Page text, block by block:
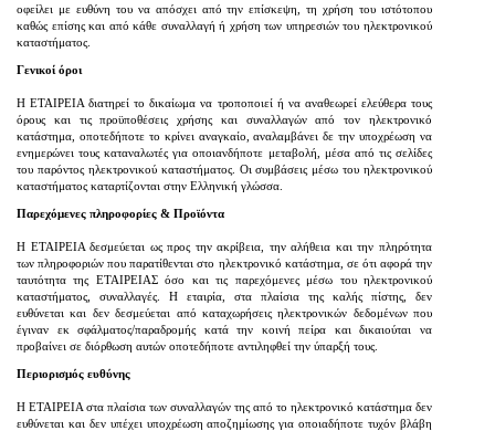
οφείλει με ευθύνη του να απόσχει από την επίσκεψη, τη χρήση του ιστότοπου
καθώς επίσης και από κάθε συναλλαγή ή χρήση των υπηρεσιών του ηλεκτρονικού
καταστήματος.
Γενικοί όροι
Η ΕΤΑΙΡΕΙΑ διατηρεί το δικαίωμα να τροποποιεί ή να αναθεωρεί ελεύθερα τoυς
όρους και τις προϋποθέσεις χρήσης και συναλλαγών από τον ηλεκτρονικό
κατάστημα, οποτεδήποτε το κρίνει αναγκαίο, αναλαμβάνει δε την υποχρέωση να
ενημερώνει τους καταναλωτές για οποιανδήποτε μεταβολή, μέσα από τις σελίδες
του παρόντος ηλεκτρονικού καταστήματος. Οι συμβάσεις μέσω του ηλεκτρονικού
καταστήματος καταρτίζονται στην Ελληνική γλώσσα.
Παρεχόμενες πληροφορίες & Προϊόντα
H ΕΤΑΙΡΕΙΑ δεσμεύεται ως προς την ακρίβεια, την αλήθεια και την πληρότητα
των πληροφοριών που παρατίθενται στο ηλεκτρονικό κατάστημα, σε ότι αφορά την
ταυτότητα της ΕΤΑΙΡΕΙΑΣ όσο και τις παρεχόμενες μέσω του ηλεκτρονικού
καταστήματος, συναλλαγές. Η εταιρία, στα πλαίσια της καλής πίστης, δεν
ευθύνεται και δεν δεσμεύεται από καταχωρήσεις ηλεκτρονικών δεδομένων που
έγιναν εκ σφάλματος/παραδρομής κατά την κοινή πείρα και δικαιούται να
προβαίνει σε διόρθωση αυτών οποτεδήποτε αντιληφθεί την ύπαρξή τους.
Περιορισμός ευθύνης
Η ΕΤΑΙΡΕΙΑ στα πλαίσια των συναλλαγών της από το ηλεκτρονικό κατάστημα δεν
ευθύνεται και δεν υπέχει υποχρέωση αποζημίωσης για οποιαδήποτε τυχόν βλάβη